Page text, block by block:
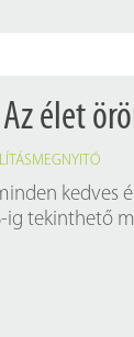
élet
kedves
ig tekinthető